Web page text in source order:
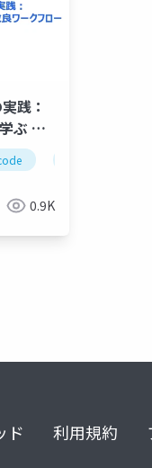
践：
ぶ UI
0.9K
ド 利用規約